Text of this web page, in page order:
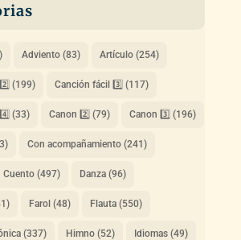
Adviento(83) Artículo(254)
(199) Canción fácil 3️⃣ (117)
(33) Canon 2️⃣ (79) Canon 3️⃣ (196)
Con acompañamiento(241)
Cuento(497) Danza(96)
Farol(48) Flauta(550)
(337) Himno(52) Idiomas(49)